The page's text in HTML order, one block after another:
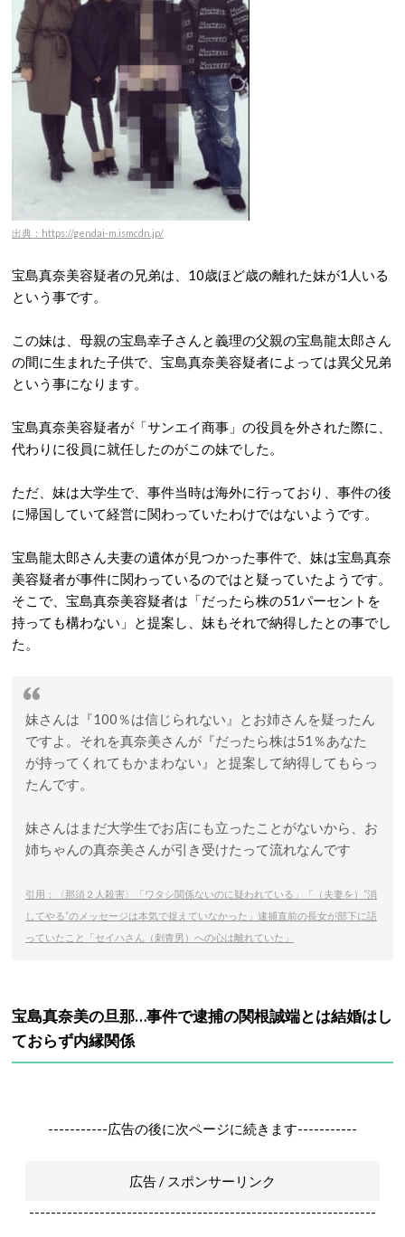
出典：https://gendai-m.ismcdn.jp/
宝島真奈美容疑者の兄弟は、10歳ほど歳の離れた妹が1人いる
という事です。
この妹は、母親の宝島幸子さんと義理の父親の宝島龍太郎さん
の間に生まれた子供で、宝島真奈美容疑者によっては異父兄弟
という事になります。
宝島真奈美容疑者が「サンエイ商事」の役員を外された際に、
代わりに役員に就任したのがこの妹でした。
ただ、妹は大学生で、事件当時は海外に行っており、事件の後
に帰国していて経営に関わっていたわけではないようです。
宝島龍太郎さん夫妻の遺体が見つかった事件で、妹は宝島真奈
美容疑者が事件に関わっているのではと疑っていたようです。
そこで、宝島真奈美容疑者は「だったら株の51パーセントを
持っても構わない」と提案し、妹もそれで納得したとの事でし
た。
妹さんは『100％は信じられない』とお姉さんを疑ったん
ですよ。それを真奈美さんが『だったら株は51％あなた
が持ってくれてもかまわない』と提案して納得してもらっ
たんです。
妹さんはまだ大学生でお店にも立ったことがないから、お
姉ちゃんの真奈美さんが引き受けたって流れなんです
引用：〈那須２人殺害〉「ワタシ関係ないのに疑われている」「（夫妻を）“消
してやる”のメッセージは本気で捉えていなかった」逮捕直前の長女が部下に語
っていたこと「セイハさん（刺青男）への心は離れていた」
宝島真奈美の旦那…事件で逮捕の関根誠端とは結婚はし
ておらず内縁関係
-----------広告の後に次ページに続きます-----------
広告 / スポンサーリンク
----------------------------------------------------------------